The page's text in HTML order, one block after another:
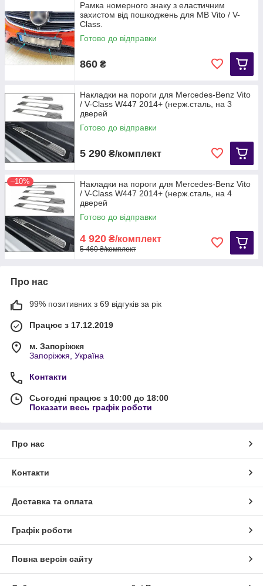
Рамка номерного знаку з еластичним
захистом від пошкоджень для MB Vito / V-
Class.
Готово до відправки
860 ₴
Накладки на пороги для Mercedes-Benz Vito
/ V-Class W447 2014+ (нерж.сталь, на 3
дверей
Готово до відправки
5 290 ₴/комплект
–10%
Накладки на пороги для Mercedes-Benz Vito
/ V-Class W447 2014+ (нерж.сталь, на 4
дверей
Готово до відправки
4 920 ₴/комплект
5 460 ₴/комплект
Про нас
99% позитивних з 69 відгуків за рік
Працює з 17.12.2019
м. Запоріжжя
Запоріжжя, Україна
Контакти
Сьогодні працює з 10:00 до 18:00
Показати весь графік роботи
Про нас
Контакти
Доставка та оплата
Графік роботи
Повна версія сайту